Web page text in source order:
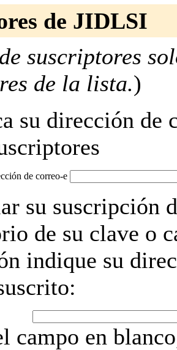
de JIDLSI
suscriptores
de la lista.)
su dirección de
de correo-e
su suscripción
de su clave o
indique su
campo en